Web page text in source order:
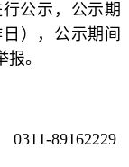
公示，公示期
），公示期间
。
89162229